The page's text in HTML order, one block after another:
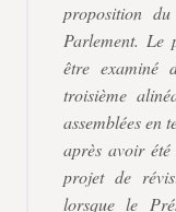
proposition
Parlement. Le
être examiné
troisième
assemblées en
après avoir
projet de
lorsque le